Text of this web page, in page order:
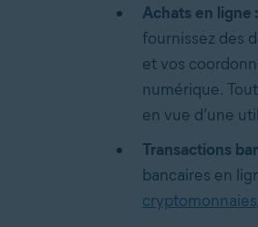
Achats en ligne :
fournissez des
et vos
numérique.
en vue d’une
Transactions
bancaires en
cryptomonnaies